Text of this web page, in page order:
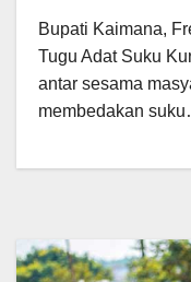
Bupati Kaimana,
Tugu Adat Suku
antar sesama
membedakan